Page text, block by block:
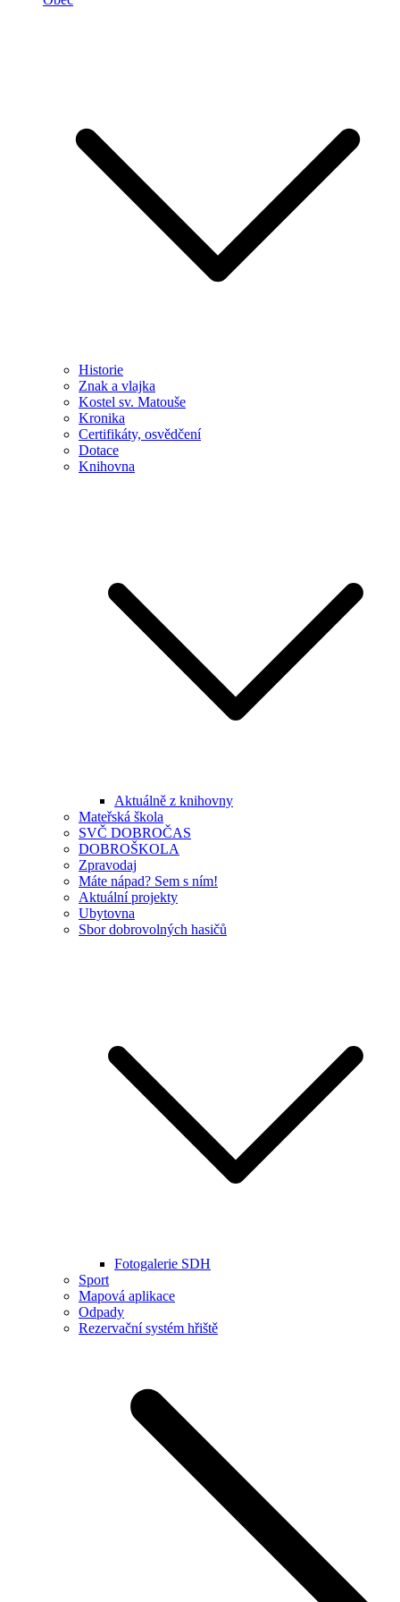
Historie
Znak a vlajka
Kostel sv. Matouše
Kronika
Certifikáty, osvědčení
Dotace
Knihovna
Aktuálně z knihovny
Mateřská škola
SVČ DOBROČAS
DOBROŠKOLA
Zpravodaj
Máte nápad? Sem s ním!
Aktuální projekty
Ubytovna
Sbor dobrovolných hasičů
Fotogalerie SDH
Sport
Mapová aplikace
Odpady
Rezervační systém hřiště